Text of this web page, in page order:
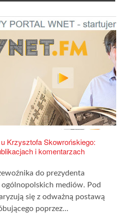
Krzysztofa Skowrońskiego:
i komentarzach
do prezydenta
mediów. Pod
się z odważną postawą
poprzez...